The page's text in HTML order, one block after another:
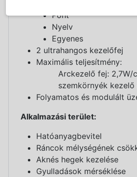
Pont
Nyelv
Egyenes
2 ultrahangos kezelőfej
Maximális teljesítmény:
Arckezelő fej: 2,7W/
szemkörnyék kezelő
Folyamatos és modulált
Alkalmazási terület:
Hatóanyagbevitel
Ráncok mélységének
Aknés hegek kezelése
Gyulladások mérséklése